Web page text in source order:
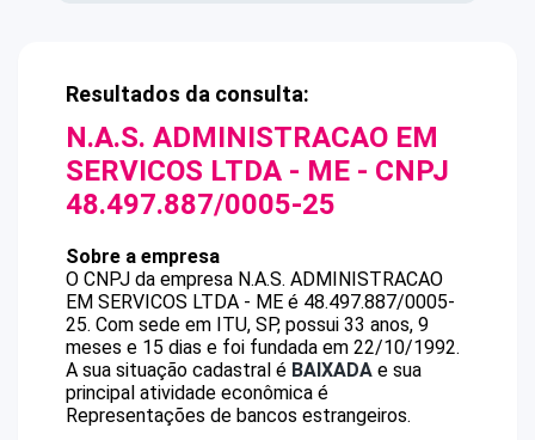
Resultados da consulta:
N.A.S. ADMINISTRACAO EM
SERVICOS LTDA - ME - CNPJ
48.497.887/0005-25
Sobre a empresa
O CNPJ da empresa N.A.S. ADMINISTRACAO
EM SERVICOS LTDA - ME é 48.497.887/0005-
25. Com sede em ITU, SP, possui 33 anos, 9
meses e 15 dias e foi fundada em 22/10/1992.
A sua situação cadastral é BAIXADA e sua
principal atividade econômica é
Representações de bancos estrangeiros.